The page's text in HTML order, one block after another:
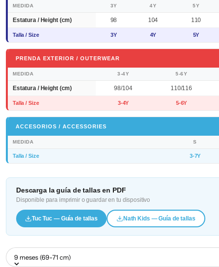
MEDIDA 3Y 4Y 5Y
Estatura / Height (cm) 98 104 110
Talla / Size 3Y 4Y 5Y
PRENDA EXTERIOR / OUTERWEAR
MEDIDA 3-4Y 5-6Y
Estatura / Height (cm) 98/104 110/116
Talla / Size 3-4Y 5-6Y
ACCESORIOS / ACCESSORIES
MEDIDA S
Talla / Size 3-7Y
Descarga la guía de tallas en PDF
Disponible para imprimir o guardar en tu dispositivo
Tuc Tuc — Guía de tallas Nath Kids — Guía de tallas
9 meses (69-71 cm)